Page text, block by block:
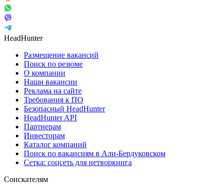
HeadHunter
Размещение вакансий
Поиск по резюме
О компании
Наши вакансии
Реклама на сайте
Требования к ПО
Безопасный HeadHunter
HeadHunter API
Партнерам
Инвесторам
Каталог компаний
Поиск по вакансиям в Али-Бердуковском
Сетка: соцсеть для нетворкинга
Соискателям